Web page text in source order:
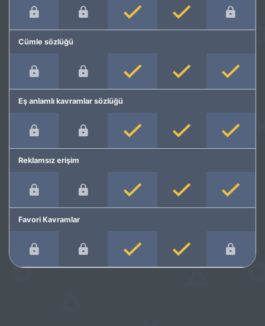
Cümle sözlüğü
Eş anlamlı kavramlar sözlüğü
Reklamsız erişim
Favori Kavramlar